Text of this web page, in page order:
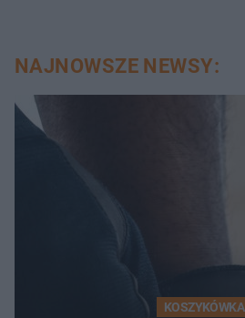
NAJNOWSZE NEWSY:
KOSZYKÓWKA